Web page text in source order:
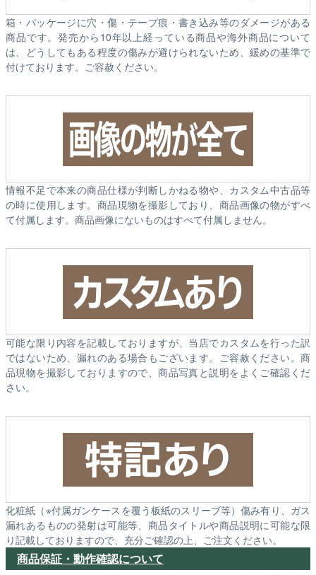
箱・パッケージに穴・傷・テープ痕・書き込み等のダメージがある
商品です。発売から10年以上経っている商品や海外商品について
は、どうしてもある程度の傷みが避けられないため、緩めの基準で
付けております。ご容赦ください。
情報不足で本来の商品仕様が判断しかねる物や、カスタム中古品等
の時に使用します。商品現物を撮影しており、商品画像の物がすべ
て付属します。商品画像にないものはすべて付属しません。
可能な限り内容を記載しておりますが、当店でカスタムを行った訳
ではないため、漏れのある場合もございます。ご容赦ください。商
品現物を撮影しておりますので、商品写真と説明をよくご確認くだ
さい。
化粧紙（※付属ガンケースを覆う板紙のスリーブ等）傷み有り、ガス
漏れあるものの発射は可能等、商品タイトルや商品説明に可能な限
り記載しておりますので、充分ご確認の上、ご注文ください。
商品保証・動作確認について